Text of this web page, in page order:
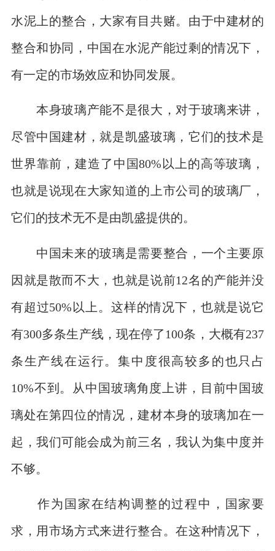
水泥上的整合，大家有目共赌。由于中建材的
整合和协同，中国在水泥产能过剩的情况下，
有一定的市场效应和协同发展。
本身玻璃产能不是很大，对于玻璃来讲，
尽管中国建材，就是凯盛玻璃，它们的技术是
世界靠前，建造了中国80%以上的高等玻璃，
也就是说现在大家知道的上市公司的玻璃厂，
它们的技术无不是由凯盛提供的。
中国未来的玻璃是需要整合，一个主要原
因就是散而不大，也就是说前12名的产能并没
有超过50%以上。这样的情况下，也就是说它
有300多条生产线，现在停了100条，大概有237
条生产线在运行。集中度很高较多的也只占
10%不到。从中国玻璃角度上讲，目前中国玻
璃处在第四位的情况，建材本身的玻璃加在一
起，我们可能会成为前三名，我认为集中度并
不够。
作为国家在结构调整的过程中，国家要
求，用市场方式来进行整合。在这种情况下，